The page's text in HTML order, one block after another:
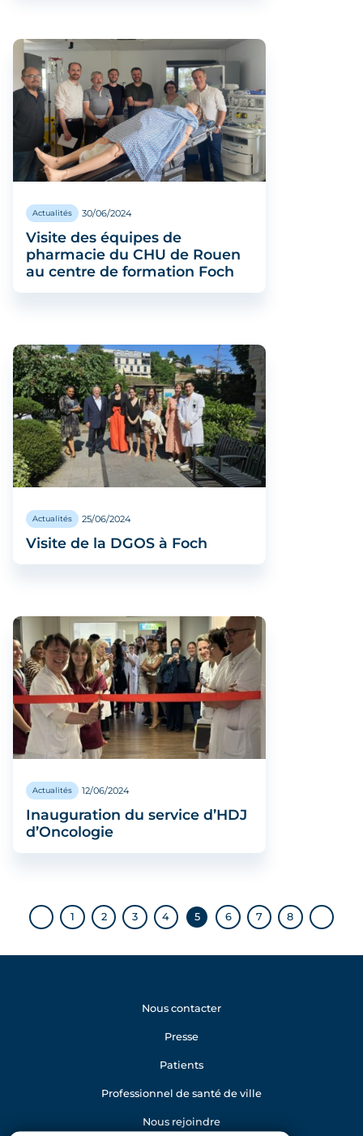
Actualités 30/06/2024
Visite des équipes de
pharmacie du CHU de Rouen
au centre de formation Foch
Actualités 25/06/2024
Visite de la DGOS à Foch
Actualités 12/06/2024
Inauguration du service d’HDJ
d’Oncologie
1 2 3 4 5 6 7 8
Nous contacter
Presse
Patients
Professionnel de santé de ville
Nous rejoindre